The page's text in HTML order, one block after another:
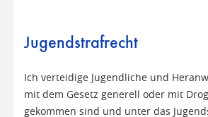
Jugendstrafrecht
Ich verteidige Jugendliche und
mit dem Gesetz generell oder mit
gekommen sind und unter das